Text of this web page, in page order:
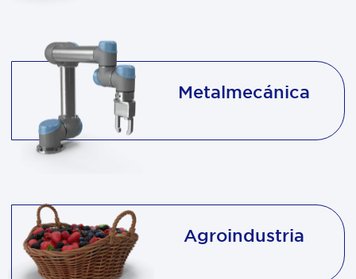
Metalmecánica
Agroindustria